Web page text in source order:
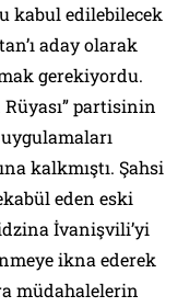
kabul edilebilecek
aday olarak
gerekiyordu.
partisinin
kalkmıştı. Şahsi
eden eski
İvanişvili’yi
ikna ederek
müdahalelerin